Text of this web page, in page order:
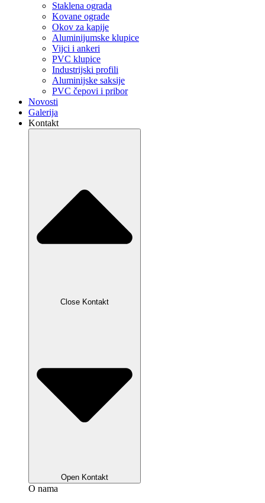
Staklena ograda
Kovane ograde
Okov za kapije
Aluminijumske klupice
Vijci i ankeri
PVC klupice
Industrijski profili
Aluminijske saksije
PVC čepovi i pribor
Novosti
Galerija
Kontakt
Close Kontakt
Open Kontakt
O nama